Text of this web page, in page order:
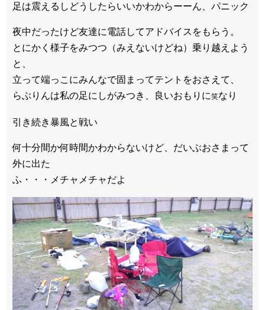
足は震えるしどうしたらいいかわからーーん、パニック
夜中だったけど友達に電話してアドバイスをもらう。
とにかく様子をみつつ（みえないけどね）乗り越えよう
と、
立って端っこにみんなで固まってテントをおさえて、
らぶりんは私の足にしがみつき、良いおもりに笑なり
引き続き暴風と戦い
何十分間か何時間かわからないけど、だいぶおさまって
外に出た
ふ・・・メチャメチャだよ